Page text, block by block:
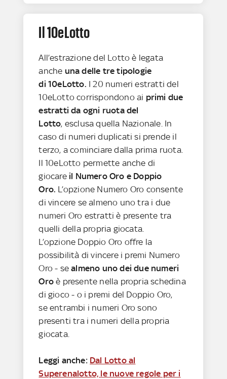
Il 10eLotto
All’estrazione del Lotto è legata
anche una delle tre tipologie
di 10eLotto. I 20 numeri estratti del
10eLotto corrispondono ai primi due
estratti da ogni ruota del
Lotto, esclusa quella Nazionale. In
caso di numeri duplicati si prende il
terzo, a cominciare dalla prima ruota.
Il 10eLotto permette anche di
giocare il Numero Oro e Doppio
Oro. L’opzione Numero Oro consente
di vincere se almeno uno tra i due
numeri Oro estratti è presente tra
quelli della propria giocata.
L’opzione Doppio Oro offre la
possibilità di vincere i premi Numero
Oro - sealmeno uno dei due numeri
Oro è presente nella propria schedina
di gioco - o i premi del Doppio Oro,
se entrambi i numeri Oro sono
presenti tra i numeri della propria
giocata.
Leggi anche: Dal Lotto al
Superenalotto, le nuove regole per i